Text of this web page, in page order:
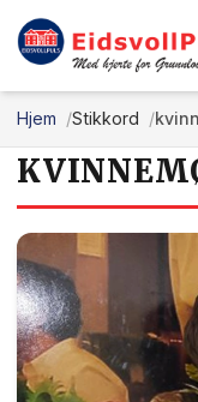
Hjem Stikkord